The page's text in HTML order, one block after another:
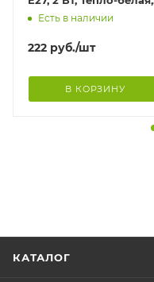
2700К
Есть в наличии
222 руб./шт
В КОРЗИНУ
КАТАЛОГ